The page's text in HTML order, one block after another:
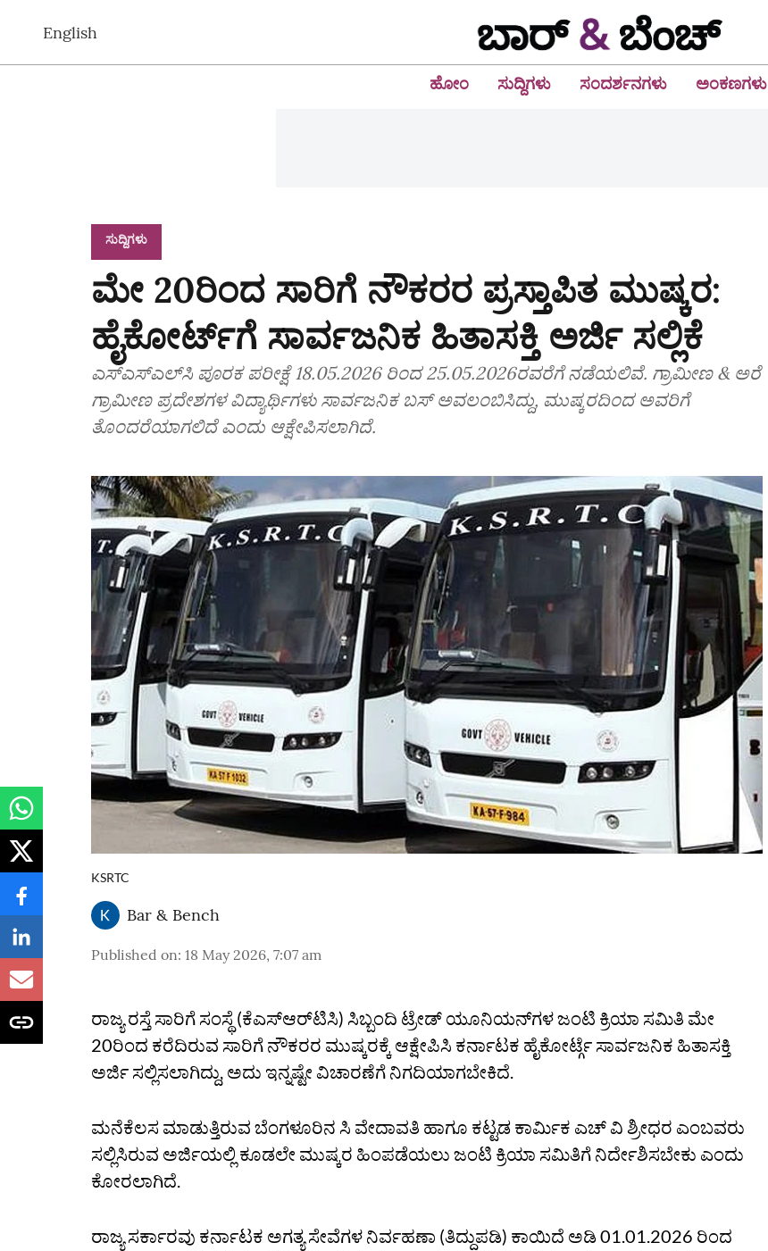
English
ಹೋಂ ಸುದ್ದಿಗಳು ಸಂದರ್ಶನಗಳು ಅಂಕಣಗಳು
ಸುದ್ದಿಗಳು
ಮೇ 20ರಿಂದ ಸಾರಿಗೆ ನೌಕರರ ಪ್ರಸ್ತಾಪಿತ ಮುಷ್ಕರ:
ಹೈಕೋರ್ಟ್‌ಗೆ ಸಾರ್ವಜನಿಕ ಹಿತಾಸಕ್ತಿ ಅರ್ಜಿ ಸಲ್ಲಿಕೆ
ಎಸ್‌ಎಸ್‌ಎಲ್‌ಸಿ ಪೂರಕ ಪರೀಕ್ಷೆ 18.05.2026 ರಿಂದ 25.05.2026ರವರೆಗೆ ನಡೆಯಲಿವೆ. ಗ್ರಾಮೀಣ & ಅರೆ
ಗ್ರಾಮೀಣ ಪ್ರದೇಶಗಳ ವಿದ್ಯಾರ್ಥಿಗಳು ಸಾರ್ವಜನಿಕ ಬಸ್‌ ಅವಲಂಬಿಸಿದ್ದು, ಮುಷ್ಕರದಿಂದ ಅವರಿಗೆ
ತೊಂದರೆಯಾಗಲಿದೆ ಎಂದು ಆಕ್ಷೇಪಿಸಲಾಗಿದೆ.
KSRTC
Bar & Bench
Published on: 18 May 2026, 7:07 am
ರಾಜ್ಯ ರಸ್ತೆ ಸಾರಿಗೆ ಸಂಸ್ಥೆ (ಕೆಎಸ್‌ಆರ್‌ಟಿಸಿ) ಸಿಬ್ಬಂದಿ ಟ್ರೇಡ್‌ ಯೂನಿಯನ್‌ಗಳ ಜಂಟಿ ಕ್ರಿಯಾ ಸಮಿತಿ ಮೇ
20ರಿಂದ ಕರೆದಿರುವ ಸಾರಿಗೆ ನೌಕರರ ಮುಷ್ಕರಕ್ಕೆ ಆಕ್ಷೇಪಿಸಿ ಕರ್ನಾಟಕ ಹೈಕೋರ್ಟ್ಗೆ ಸಾರ್ವಜನಿಕ ಹಿತಾಸಕ್ತಿ
ಅರ್ಜಿ ಸಲ್ಲಿಸಲಾಗಿದ್ದು, ಅದು ಇನ್ನಷ್ಟೇ ವಿಚಾರಣೆಗೆ ನಿಗದಿಯಾಗಬೇಕಿದೆ.‌
ಮನೆಕೆಲಸ ಮಾಡುತ್ತಿರುವ ಬೆಂಗಳೂರಿನ ಸಿ ವೇದಾವತಿ ಹಾಗೂ ಕಟ್ಟಡ ಕಾರ್ಮಿಕ ಎಚ್‌ ವಿ ಶ್ರೀಧರ ಎಂಬವರು
ಸಲ್ಲಿಸಿರುವ ಅರ್ಜಿಯಲ್ಲಿ ಕೂಡಲೇ ಮುಷ್ಕರ ಹಿಂಪಡೆಯಲು ಜಂಟಿ ಕ್ರಿಯಾ ಸಮಿತಿಗೆ ನಿರ್ದೇಶಿಸಬೇಕು ಎಂದು
ಕೋರಲಾಗಿದೆ.
ರಾಜ್ಯ ಸರ್ಕಾರವು ಕರ್ನಾಟಕ ಅಗತ್ಯ ಸೇವೆಗಳ ನಿರ್ವಹಣಾ (ತಿದ್ದುಪಡಿ) ಕಾಯಿದೆ ಅಡಿ 01.01.2026 ರಿಂದ